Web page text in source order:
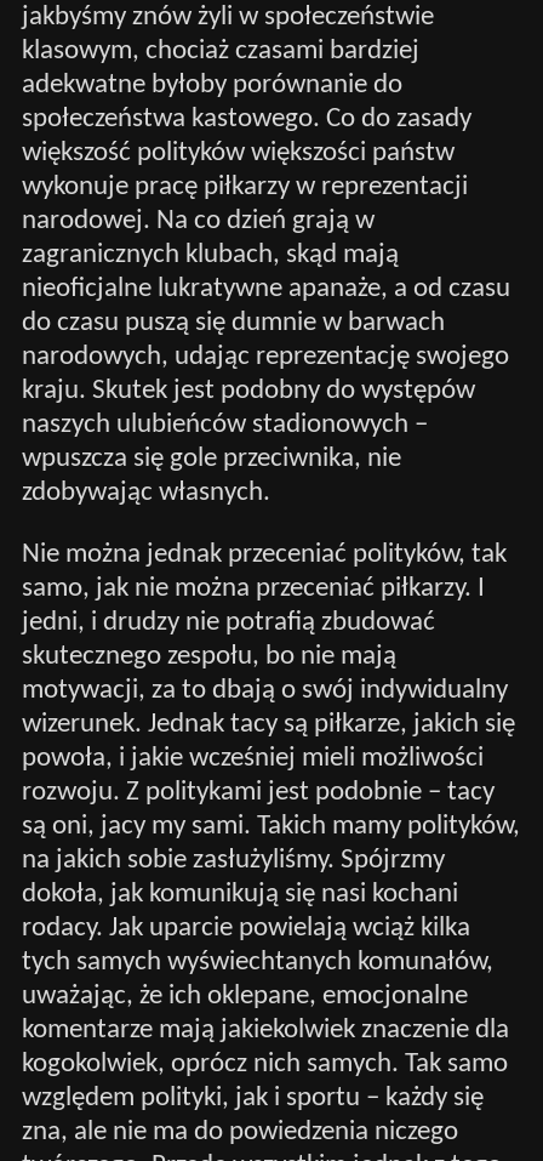
jakbyśmy znów żyli w społeczeństwie
klasowym, chociaż czasami bardziej
adekwatne byłoby porównanie do
społeczeństwa kastowego. Co do zasady
większość polityków większości państw
wykonuje pracę piłkarzy w reprezentacji
narodowej. Na co dzień grają w
zagranicznych klubach, skąd mają
nieoficjalne lukratywne apanaże, a od czasu
do czasu puszą się dumnie w barwach
narodowych, udając reprezentację swojego
kraju. Skutek jest podobny do występów
naszych ulubieńców stadionowych –
wpuszcza się gole przeciwnika, nie
zdobywając własnych.
Nie można jednak przeceniać polityków, tak
samo, jak nie można przeceniać piłkarzy. I
jedni, i drudzy nie potrafią zbudować
skutecznego zespołu, bo nie mają
motywacji, za to dbają o swój indywidualny
wizerunek. Jednak tacy są piłkarze, jakich się
powoła, i jakie wcześniej mieli możliwości
rozwoju. Z politykami jest podobnie – tacy
są oni, jacy my sami. Takich mamy polityków,
na jakich sobie zasłużyliśmy. Spójrzmy
dokoła, jak komunikują się nasi kochani
rodacy. Jak uparcie powielają wciąż kilka
tych samych wyświechtanych komunałów,
uważając, że ich oklepane, emocjonalne
komentarze mają jakiekolwiek znaczenie dla
kogokolwiek, oprócz nich samych. Tak samo
względem polityki, jak i sportu – każdy się
zna, ale nie ma do powiedzenia niczego